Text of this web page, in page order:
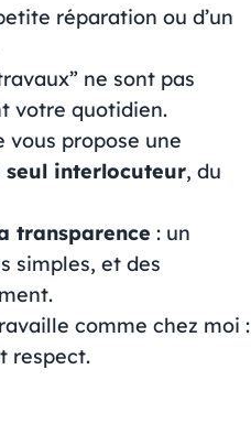
réparation ou d’un
ne sont pas
votre quotidien.
vous propose une
seul interlocuteur, du
transparence : un
simples, et des
comme chez moi :
respect.